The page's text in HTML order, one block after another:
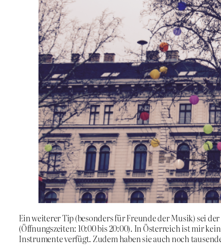
Ein weiterer Tip (besonders für Freunde der Musik) sei
(Öffnungszeiten: 10:00 bis 20:00). In Österreich ist mir
Instrumente verfügt. Zudem haben sie auch noch